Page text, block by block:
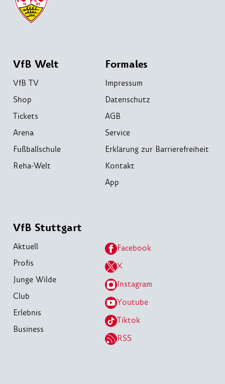
VfB Welt
VfB TV
Shop
Tickets
Arena
Fußballschule
Reha-Welt
Formales
Impressum
Datenschutz
AGB
Service
Erklärung zur Barrierefreiheit
Kontakt
App
VfB Stuttgart
Aktuell
Profis
Junge Wilde
Club
Erlebnis
Business
Facebook
X
Instagram
Youtube
Tiktok
RSS